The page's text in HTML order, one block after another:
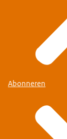
Abonneren